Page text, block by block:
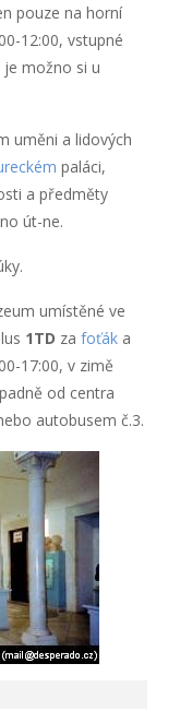
pouze na horní
12:00, vstupné
možno si u
uměni a lidových
paláci,
a předměty
út-ne.
umístěné ve
1TD za foťák a
17:00, v zimě
od centra
autobusem č.3.